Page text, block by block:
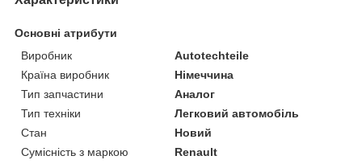
Основні атрибути
Виробник
Autotechteile
Країна виробник
Німеччина
Тип запчастини
Аналог
Тип техніки
Легковий автомобіль
Стан
Новий
Сумісність з маркою
Renault